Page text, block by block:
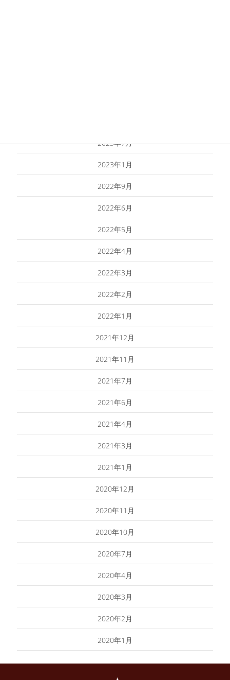
2023年7月
2023年1月
2022年9月
2022年6月
2022年5月
2022年4月
2022年3月
2022年2月
2022年1月
2021年12月
2021年11月
2021年7月
2021年6月
2021年4月
2021年3月
2021年1月
2020年12月
2020年11月
2020年10月
2020年7月
2020年4月
2020年3月
2020年2月
2020年1月